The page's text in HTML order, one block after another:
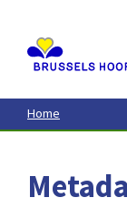
contenu
principal